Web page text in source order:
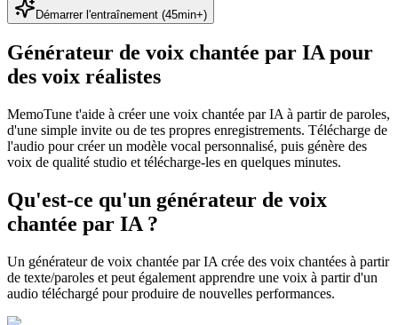
Démarrer l'entraînement (45min+)
Générateur de voix chantée par IA pour
des voix réalistes
MemoTune t'aide à créer une voix chantée par IA à partir de paroles,
d'une simple invite ou de tes propres enregistrements. Télécharge de
l'audio pour créer un modèle vocal personnalisé, puis génère des
voix de qualité studio et télécharge-les en quelques minutes.
Qu'est-ce qu'un générateur de voix
chantée par IA ?
Un générateur de voix chantée par IA crée des voix chantées à partir
de texte/paroles et peut également apprendre une voix à partir d'un
audio téléchargé pour produire de nouvelles performances.